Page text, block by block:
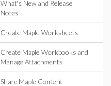
What's New and Release
Notes
Create Maple Worksheets
Create Maple Workbooks and
Manage Attachments
Share Maple Content